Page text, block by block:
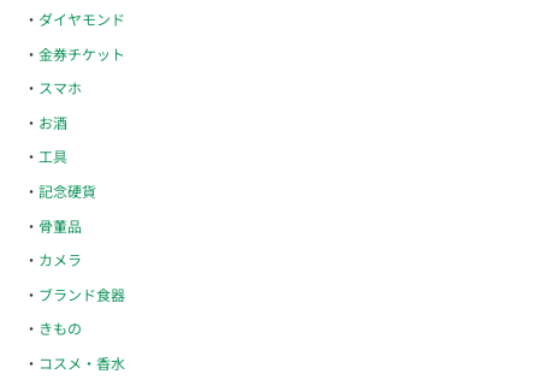
ダイヤモンド
金券チケット
スマホ
お酒
工具
記念硬貨
骨董品
カメラ
ブランド食器
きもの
コスメ・香水